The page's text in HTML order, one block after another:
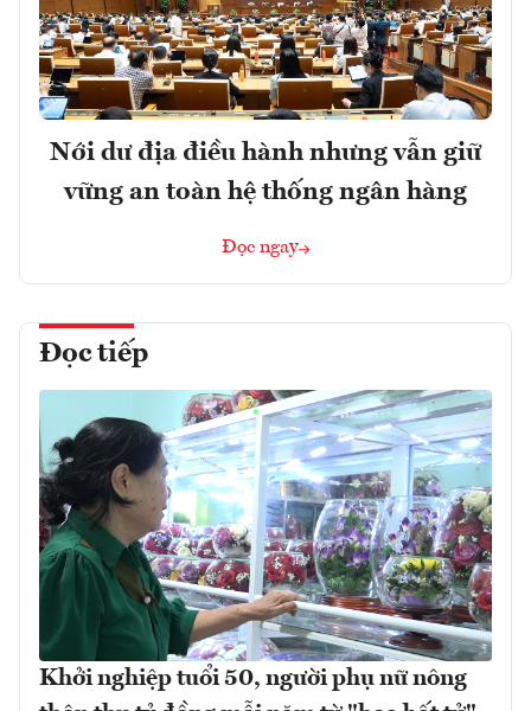
Nới dư địa điều hành nhưng vẫn giữ
vững an toàn hệ thống ngân hàng
Đọc ngay
Đọc tiếp
Khởi nghiệp tuổi 50, người phụ nữ nông